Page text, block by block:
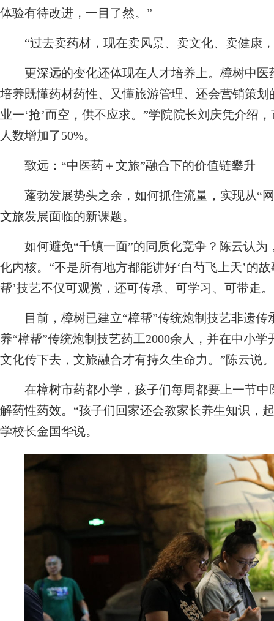
体验有待改进，一目了然。”
“过去卖药材，现在卖风景、卖文化、卖健康，
更深远的变化还体现在人才培养上。樟树中医
培养既懂药材药性、又懂旅游管理、还会营销策
业一‘抢’而空，供不应求。”学院院长刘庆凭介绍
人数增加了50%。
致远：“中医药＋文旅”融合下的价值链攀升
蓬勃发展势头之余，如何抓住流量，实现从“网
文旅发展面临的新课题。
如何避免“千镇一面”的同质化竞争？陈云认为
化内核。“不是所有地方都能讲好‘白芍飞上天’的
帮’技艺不仅可观赏，还可传承、可学习、可带走
目前，樟树已建立“樟帮”传统炮制技艺非遗传
养“樟帮”传统炮制技艺药工2000余人，并在中小
文化传下去，文旅融合才有持久生命力。”陈云说。
在樟树市药都小学，孩子们每周都要上一节中
解药性药效。“孩子们回家还会教家长养生知识，
学校长金国华说。